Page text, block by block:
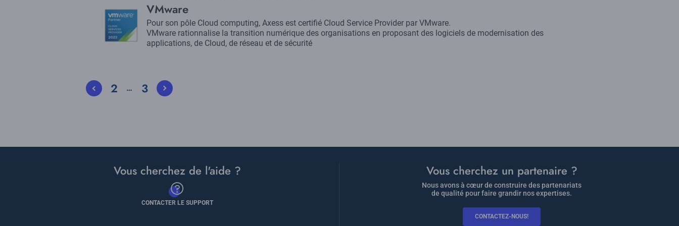
Logo
Title
VMware
Description
Pour son pôle Cloud computing, Axess est certifié Cloud Service Provider par VMware.
VMware rationnalise la transition numérique des organisations en proposant des logiciels de modernisation des
applications, de Cloud, de réseau et de sécurité
Current
2 … Page
3
Vous cherchez de l'aide ?
CONTACTER LE SUPPORT
Vous cherchez un partenaire ?
Nous avons à cœur de construire des partenariats
de qualité pour faire grandir nos expertises.
CONTACTEZ-NOUS!